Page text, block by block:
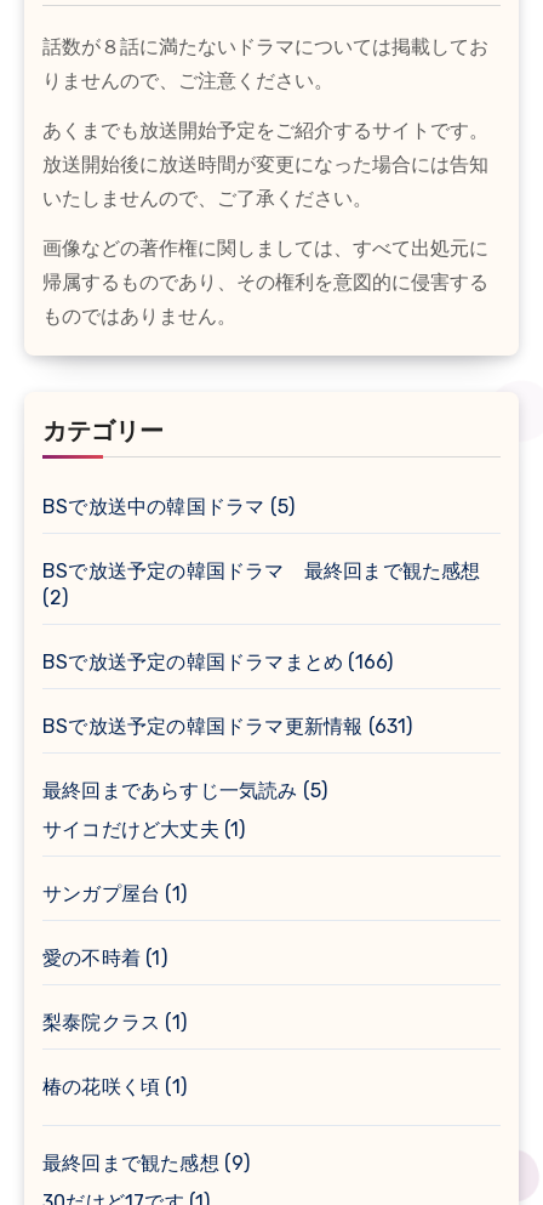
話数が８話に満たないドラマについては掲載してお
りませんので、ご注意ください。
あくまでも放送開始予定をご紹介するサイトです。
放送開始後に放送時間が変更になった場合には告知
いたしませんので、ご了承ください。
画像などの著作権に関しましては、すべて出処元に
帰属するものであり、その権利を意図的に侵害する
ものではありません。
カテゴリー
BSで放送中の韓国ドラマ (5)
BSで放送予定の韓国ドラマ 最終回まで観た感想
(2)
BSで放送予定の韓国ドラマまとめ (166)
BSで放送予定の韓国ドラマ更新情報 (631)
最終回まであらすじ一気読み (5)
サイコだけど大丈夫 (1)
サンガプ屋台 (1)
愛の不時着 (1)
梨泰院クラス (1)
椿の花咲く頃 (1)
最終回まで観た感想 (9)